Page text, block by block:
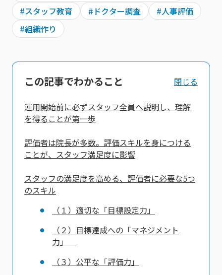
#スタッフ教育
#ドクター調査
#人事評価
#組織作り
この記事でわかること 閉じる
運用開始前に必ずスタッフ全員へ説明し、理解
を得ることが第一歩
評価者は院長が多数。評価スキルを身につける
ことが、スタッフ満足度に影響
スタッフの満足度を高める、評価者に必要な5つ
のスキル
（１）適切な「目標設定力」
（２）目標達成への「マネジメント
力」
（３）公平な「評価力」